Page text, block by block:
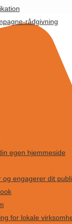
rådgivning
egen hjemmeside
engagerer dit
for lokale